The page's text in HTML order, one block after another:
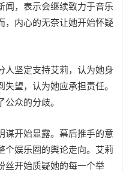
闻，表示会继续致力于音乐
，内心的无奈让她开始怀疑
人坚定支持艾莉，认为她身
望，认为她应承担责任。
众的分歧。
谋开始显露。幕后推手的意
个娱乐圈的舆论走向。艾莉
丝开始质疑她的每一个举